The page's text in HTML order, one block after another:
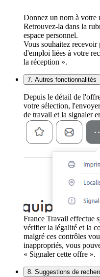
Donnez un nom à votre
Retrouvez-la dans la
espace personnel.
Vous souhaitez
d'emploi liées à votre
la réception ».
7. Autres fonctionnalités
Depuis le détail de
votre sélection,
de travail et la signaler
France Travail effectue
vérifier la légalité et la
malgré ces contrôles
inappropriés, vous
« Signaler cette offre ».
8. Suggestions de